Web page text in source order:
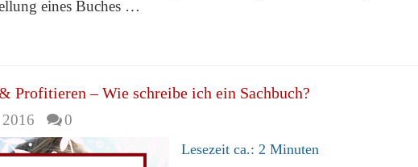
eines Buches …
Profitieren – Wie schreibe ich ein Sachbuch?
0
Lesezeit ca.: 2 Minuten